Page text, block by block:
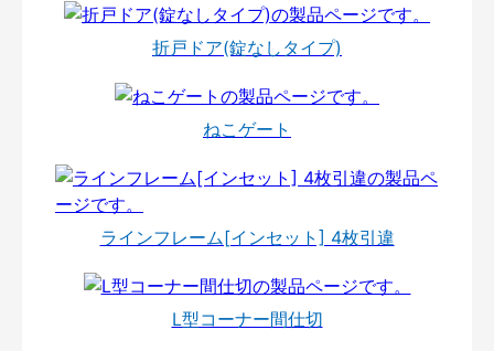
折戸ドア(錠なしタイプ)
ねこゲート
ラインフレーム[インセット] 4枚引違
L型コーナー間仕切